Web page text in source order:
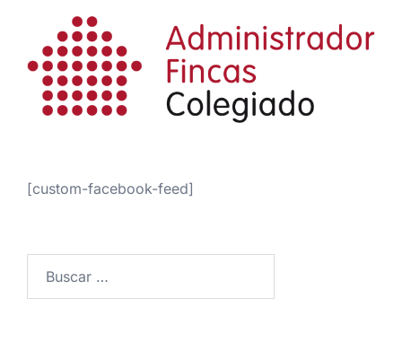
[custom-facebook-feed]